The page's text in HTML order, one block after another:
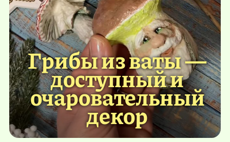
Грибы из ваты —
доступный и
очаровательный
декор